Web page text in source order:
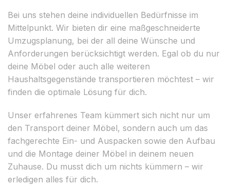
Bei uns stehen deine individuellen Bedürfnisse im
Mittelpunkt. Wir bieten dir eine maßgeschneiderte
Umzugsplanung, bei der all deine Wünsche und
Anforderungen berücksichtigt werden. Egal ob du nur
deine Möbel oder auch alle weiteren
Haushaltsgegenstände transportieren möchtest – wir
finden die optimale Lösung für dich.
Unser erfahrenes Team kümmert sich nicht nur um
den Transport deiner Möbel, sondern auch um das
fachgerechte Ein- und Auspacken sowie den Aufbau
und die Montage deiner Möbel in deinem neuen
Zuhause. Du musst dich um nichts kümmern – wir
erledigen alles für dich.